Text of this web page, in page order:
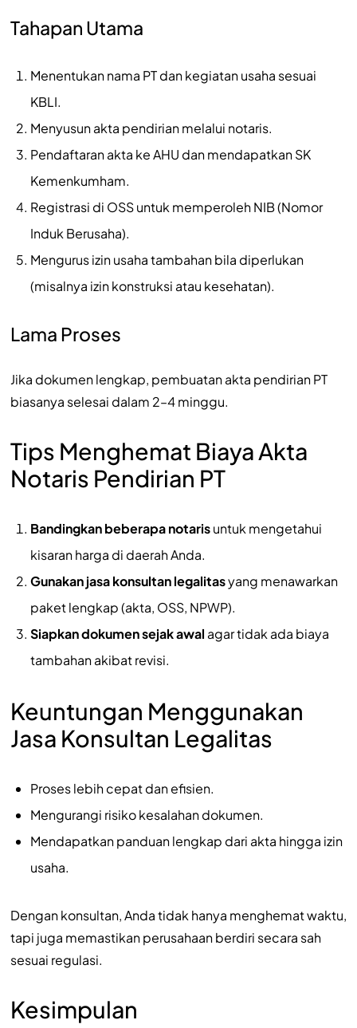
Tahapan Utama
Menentukan nama PT dan kegiatan usaha sesuai
KBLI.
Menyusun akta pendirian melalui notaris.
Pendaftaran akta ke AHU dan mendapatkan SK
Kemenkumham.
Registrasi di OSS untuk memperoleh NIB (Nomor
Induk Berusaha).
Mengurus izin usaha tambahan bila diperlukan
(misalnya izin konstruksi atau kesehatan).
Lama Proses
Jika dokumen lengkap, pembuatan akta pendirian PT
biasanya selesai dalam 2–4 minggu.
Tips Menghemat Biaya Akta
Notaris Pendirian PT
Bandingkan beberapa notarisuntuk mengetahui
kisaran harga di daerah Anda.
Gunakan jasa konsultan legalitasyang menawarkan
paket lengkap (akta, OSS, NPWP).
Siapkan dokumen sejak awal agar tidak ada biaya
tambahan akibat revisi.
Keuntungan Menggunakan
Jasa Konsultan Legalitas
Proses lebih cepat dan efisien.
Mengurangi risiko kesalahan dokumen.
Mendapatkan panduan lengkap dari akta hingga izin
usaha.
Dengan konsultan, Anda tidak hanya menghemat waktu,
tapi juga memastikan perusahaan berdiri secara sah
sesuai regulasi.
Kesimpulan